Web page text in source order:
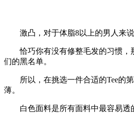
激凸，对于体脂8以上的男人来说
恰巧你有没有修整毛发的习惯，
们的黑名单。
所以，在挑选一件合适的Tee的第
薄。
白色面料是所有面料中最容易透